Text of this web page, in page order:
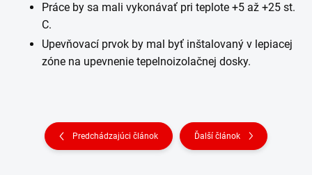
Práce by sa mali vykonávať pri teplote +5 až +25 st.
C.
Upevňovací prvok by mal byť inštalovaný v lepiacej
zóne na upevnenie tepelnoizolačnej dosky.
Predchádzajúci článok Ďalší článok